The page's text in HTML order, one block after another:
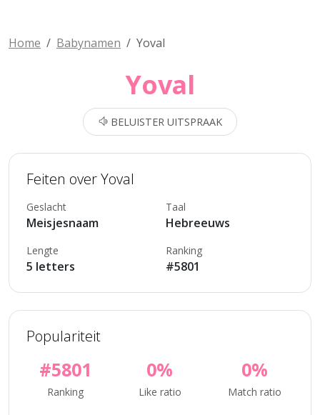
Home Babynamen Yoval
Yoval
BELUISTER UITSPRAAK
Feiten over Yoval
Geslacht
Meisjesnaam
Taal
Hebreeuws
Lengte
5 letters
Ranking
#5801
Populariteit
#5801
Ranking
0%
Like ratio
0%
Match ratio